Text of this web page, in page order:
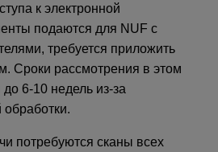
к электронной
подаются для NUF с
требуется приложить
Сроки рассмотрения в этом
6-10 недель из-за
обработки.
потребуются сканы всех